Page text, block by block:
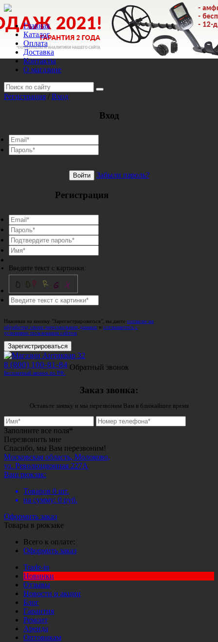
Главная
Каталог
Оплата
Доставка
Контакты
О магазине
Регистрация / Вход
Вход
Войти Забыли пароль?
Регистрация
Введите текст с картинки:
Нажимая на кнопку "Зарегистрироваться", вы даете согласие на
обработку своих персональных данных и соглашаетесь с
условиями пользования сайтом
Зарегистрироваться
8 (800) 100-81-84
Бесплатный звонок по РФ.
Обратный звонок
Заказ звонка:
Оставьте заявку и мы перезвоним Вам в ближайшее время
Заполните все поля*
Перезвонить мне
Спасибо, мы Вам перезвоним!
Московская область, Молоково,
ул. Революционная 227А
Ваш рюкзак:
Товаров 0 шт.
на сумму: 0 руб.
Оформить заказ
Товары в рюкзаке
Всего к оплате:
Оформить заказ
Trade-in
Новинки
Отзывы
Новости и акции
Блог
Гарантия
Ремонт
Аренда
Оптовикам